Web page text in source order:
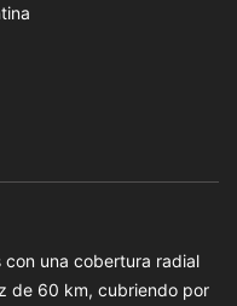
con una cobertura radial
de 60 km, cubriendo por